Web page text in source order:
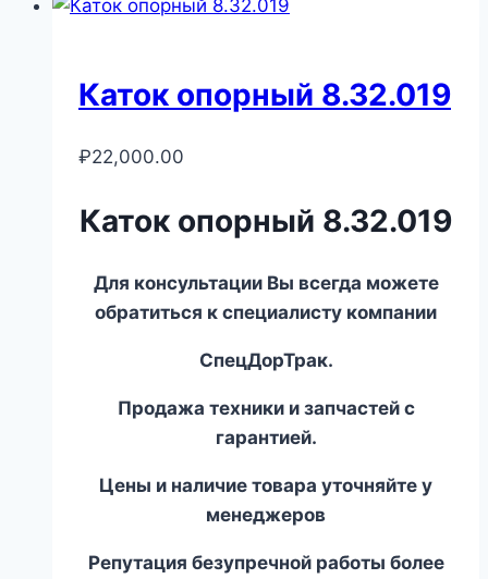
Каток опорный 8.32.019
₽22,000.00
Каток опорный 8.32.019
Для консультации Вы всегда можете
обратиться к специалисту компании
СпецДорТрак.
Продажа техники и запчастей с
гарантией.
Цены и наличие товара уточняйте у
менеджеров
Репутация безупречной работы более